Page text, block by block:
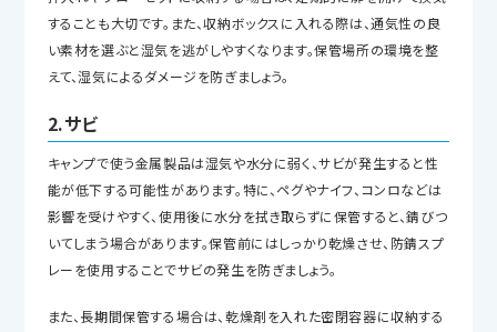
することも大切です。また、収納ボックスに入れる際は、通気性の良
い素材を選ぶと湿気を逃がしやすくなります。保管場所の環境を整
えて、湿気によるダメージを防ぎましょう。
2.サビ
キャンプで使う金属製品は湿気や水分に弱く、サビが発生すると性
能が低下する可能性があります。特に、ペグやナイフ、コンロなどは
影響を受けやすく、使用後に水分を拭き取らずに保管すると、錆びつ
いてしまう場合があります。保管前にはしっかり乾燥させ、防錆スプ
レーを使用することでサビの発生を防ぎましょう。
また、長期間保管する場合は、乾燥剤を入れた密閉容器に収納する